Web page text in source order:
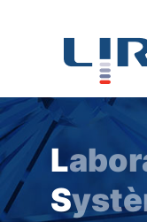
L
S